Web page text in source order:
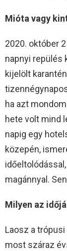
Mióta vagy
2020. október
napnyi repülés
kijelölt
ha azt
hete volt mind
napig egy
közepén,
magánnyal.
Milyen az
Laosz a
most száraz